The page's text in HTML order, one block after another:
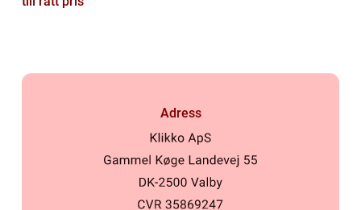
Adress